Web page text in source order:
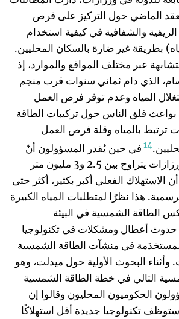
الماضي حول التركيز على فرص
والشفافية في كيفية استخدام
بطريقة غير ضارة بالسكان المحليين.
عبر مختلف المواقع والموارد، إذ
الذي دام ثماني سنوات قرب منجم
المياه وعدم توفر فرص العمل
قلق الناس حول تركيبات الطاقة
ترتبط بالمياه وقلة فرص العمل
14 في حين يُقدر المسؤولون أنّ
استهلاك المياه في ورزازات يتراوح بين 2.5 و3 مليون متر
الاستهلاك الفعلي أكبر بكثير، أكثر حتى
هذا نظرًا لمتطلبات المياه الكبيرة
الطاقة الشمسية في البيئة
حدوث أعطال ومشكلات في تكنولوجيا
المستخدَمة في منشآت الطاقة الشمسية
البحوث الأولية حول ميدلت، وهو
التالي في خطة الطاقة الشمسية
الحكوميون المحليون وقالوا إن
ستوظف تكنولوجيا جديدة أقل استهلاكًا